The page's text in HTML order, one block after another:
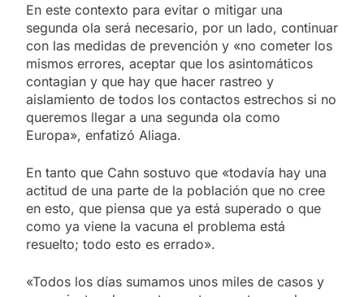
En este contexto para evitar o mitigar una
segunda ola será necesario, por un lado, continuar
con las medidas de prevención y «no cometer los
mismos errores, aceptar que los asintomáticos
contagian y que hay que hacer rastreo y
aislamiento de todos los contactos estrechos si no
queremos llegar a una segunda ola como
Europa», enfatizó Aliaga.
En tanto que Cahn sostuvo que «todavía hay una
actitud de una parte de la población que no cree
en esto, que piensa que ya está superado o que
como ya viene la vacuna el problema está
resuelto; todo esto es errado».
«Todos los días sumamos unos miles de casos y